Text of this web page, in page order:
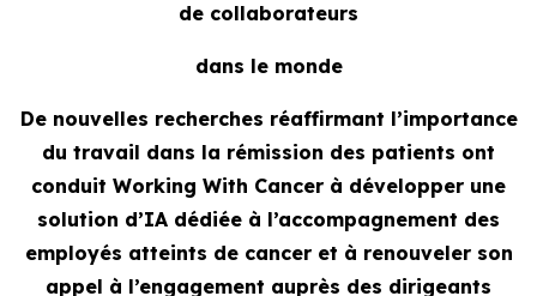
de collaborateurs
dans le monde
De nouvelles recherches réaffirmant l’importance
du travail dans la rémission des patients ont
conduit Working With Cancer à développer une
solution d’IA dédiée à l’accompagnement des
employés atteints de cancer et à renouveler son
appel à l’engagement auprès des dirigeants